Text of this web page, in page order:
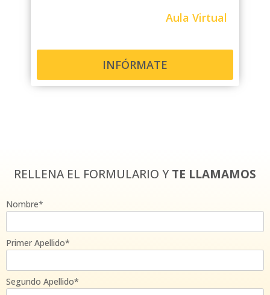
Aula Virtual
INFÓRMATE
RELLENA EL FORMULARIO YTE LLAMAMOS
Nombre*
Primer Apellido*
Segundo Apellido*